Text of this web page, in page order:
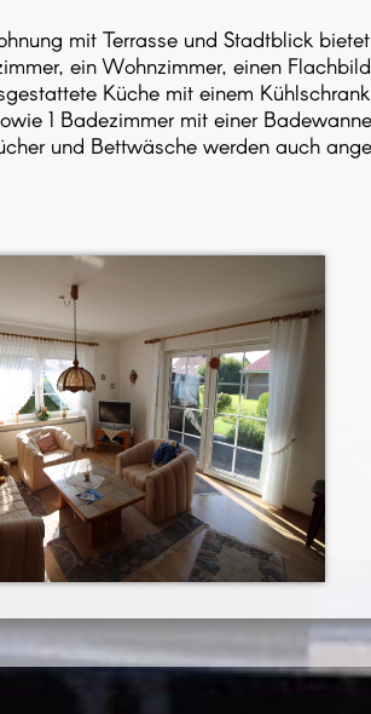
mit Terrasse und Stadtblick
ein Wohnzimmer, einen
Küche mit einem
1 Badezimmer mit einer
und Bettwäsche werden auch